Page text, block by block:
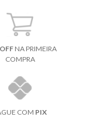
NA PRIMEIRA
COMPRA
COM PIX